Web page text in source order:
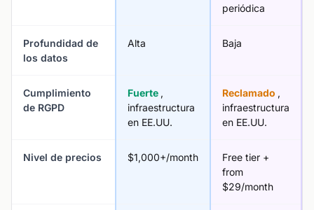
periódica
Profundidad de
los datos
Alta Baja
Cumplimiento
de RGPD
Fuerte ,
infraestructura
en EE.UU.
Reclamado ,
infraestructura
en EE.UU.
Nivel de precios $1,000+/month
Free tier +
from
$29/month